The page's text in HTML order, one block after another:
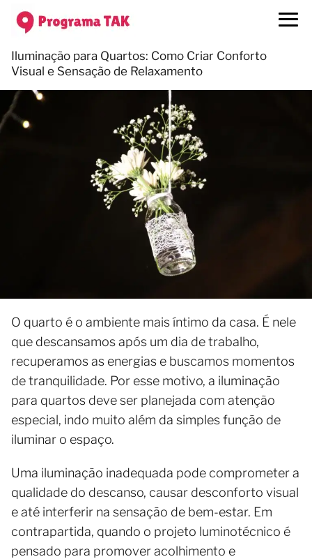
Iluminação para Quartos: Como Criar Conforto
Visual e Sensação de Relaxamento
O quarto é o ambiente mais íntimo da casa. É nele
que descansamos após um dia de trabalho,
recuperamos as energias e buscamos momentos
de tranquilidade. Por esse motivo, a iluminação
para quartos deve ser planejada com atenção
especial, indo muito além da simples função de
iluminar o espaço.
Uma iluminação inadequada pode comprometer a
qualidade do descanso, causar desconforto visual
e até interferir na sensação de bem-estar. Em
contrapartida, quando o projeto luminotécnico é
pensado para promover acolhimento e